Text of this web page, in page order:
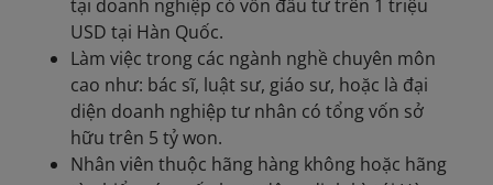
tại doanh nghiệp có vốn đầu tư trên 1 triệu
USD tại Hàn Quốc.
Làm việc trong các ngành nghề chuyên môn
cao như: bác sĩ, luật sư, giáo sư, hoặc là đại
diện doanh nghiệp tư nhân có tổng vốn sở
hữu trên 5 tỷ won.
Nhân viên thuộc hãng hàng không hoặc hãng